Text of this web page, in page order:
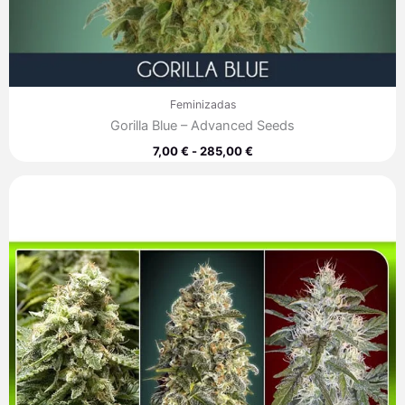
Feminizadas
Gorilla Blue – Advanced Seeds
7,00€ - 285,00€